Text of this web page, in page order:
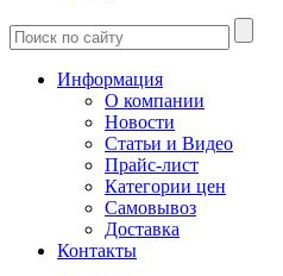
Информация
О компании
Новости
Статьи и Видео
Прайс-лист
Категории цен
Самовывоз
Доставка
Контакты